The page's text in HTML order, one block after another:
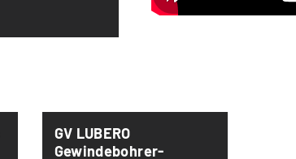
GV LUBERO
Gewindebohrer-